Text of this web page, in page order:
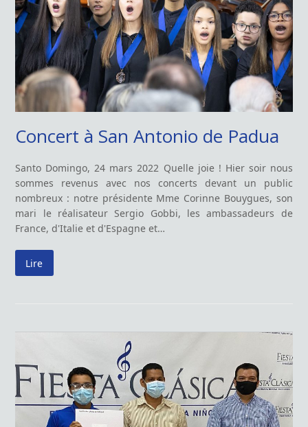
Concert à San Antonio de Padua
Santo Domingo, 24 mars 2022 Quelle joie ! Hier soir nous
sommes revenus avec nos concerts devant un public
nombreux : notre présidente Mme Corinne Bouygues, son
mari le réalisateur Sergio Gobbi, les ambassadeurs de
France, d'Italie et d'Espagne et…
Lire